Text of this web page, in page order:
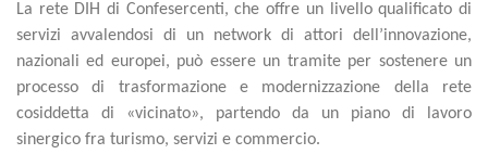
La rete DIH di Confesercenti, che offre un livello qualificato di
servizi avvalendosi di un network di attori dell’innovazione,
nazionali ed europei, può essere un tramite per sostenere un
processo di trasformazione e modernizzazione della rete
cosiddetta di «vicinato», partendo da un piano di lavoro
sinergico fra turismo, servizi e commercio.